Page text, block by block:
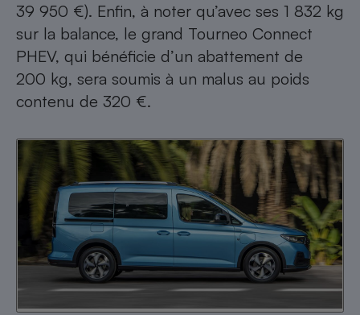
39 950 €). Enfin, à noter qu’avec ses 1 832 kg
sur la balance, le grand Tourneo Connect
PHEV, qui bénéficie d’un abattement de
200 kg, sera soumis à un malus au poids
contenu de 320 €.